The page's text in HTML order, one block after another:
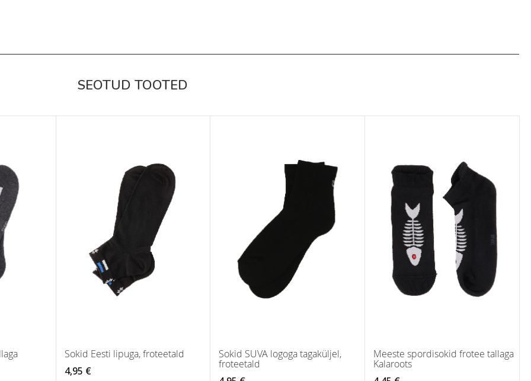
SEOTUD TOOTED
Sokid Eesti lipuga, froteetald
4,95 €
Sokid SUVA logoga tagaküljel,
froteetald
Meeste spordisokid frotee tallaga
Kalaroots